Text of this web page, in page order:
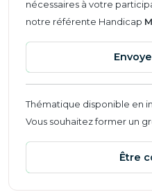
nécessaires à votre
notre référente Handicap
Thématique disponible en
Vous souhaitez former un
Être